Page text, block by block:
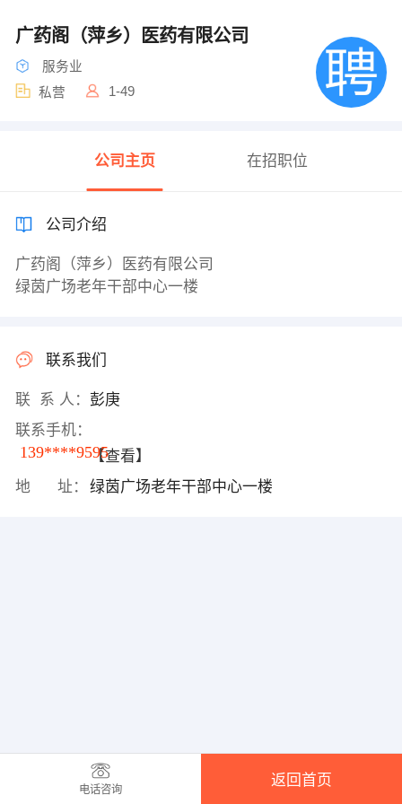
广药阁（萍乡）医药有限公司
服务业
私营
1-49
公司主页 在招职位
公司介绍
广药阁（萍乡）医药有限公司
绿茵广场老年干部中心一楼
联系我们
联 系 人： 彭庚
联系手机：
139****9595【查看】
地 址：
绿茵广场老年干部中心一楼
电话咨询
返回首页